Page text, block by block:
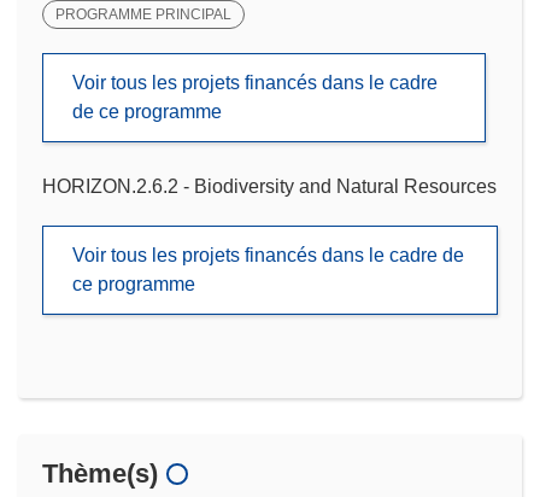
PROGRAMME PRINCIPAL
Voir tous les projets financés dans le cadre
de ce programme
HORIZON.2.6.2 - Biodiversity and Natural Resources
Voir tous les projets financés dans le cadre de
ce programme
Thème(s)